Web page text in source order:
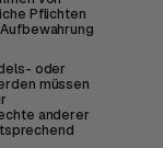
Pflichten
oder
müssen
anderer